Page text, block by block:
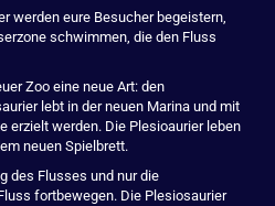
werden eure Besucher begeistern,
schwimmen, die den Fluss
Zoo eine neue Art: den
lebt in der neuen Marina und mit
erzielt werden. Die Plesioaurier leben
neuen Spielbrett.
des Flusses und nur die
fortbewegen. Die Plesiosaurier